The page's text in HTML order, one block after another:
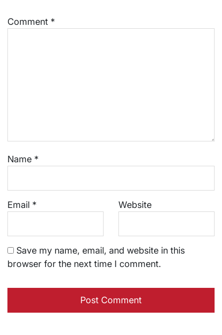
Comment *
Name *
Email * Website
Save my name, email, and website in this
browser for the next time I comment.